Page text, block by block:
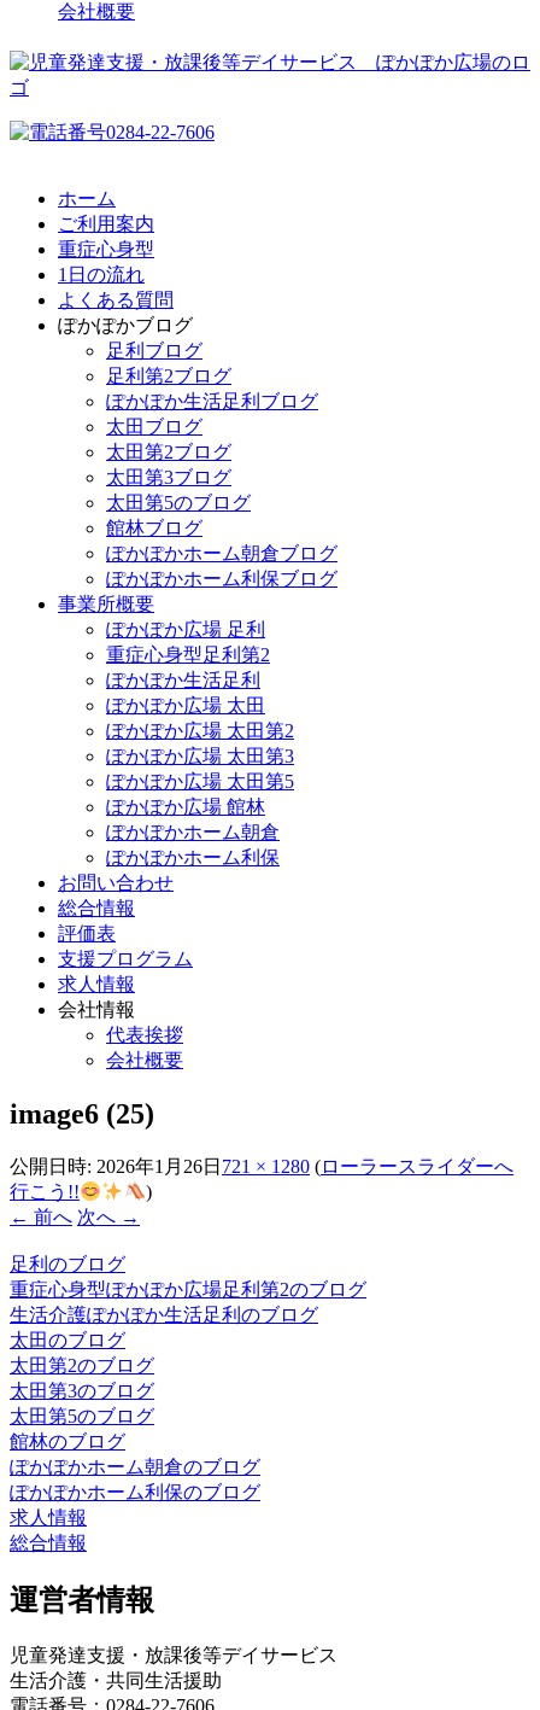
会社概要
ホーム
ご利用案内
重症心身型
1日の流れ
よくある質問
ぽかぽかブログ
足利ブログ
足利第2ブログ
ぽかぽか生活足利ブログ
太田ブログ
太田第2ブログ
太田第3ブログ
太田第5のブログ
館林ブログ
ぽかぽかホーム朝倉ブログ
ぽかぽかホーム利保ブログ
事業所概要
ぽかぽか広場 足利
重症心身型足利第2
ぽかぽか生活足利
ぽかぽか広場 太田
ぽかぽか広場 太田第2
ぽかぽか広場 太田第3
ぽかぽか広場 太田第5
ぽかぽか広場 館林
ぽかぽかホーム朝倉
ぽかぽかホーム利保
お問い合わせ
総合情報
評価表
支援プログラム
求人情報
会社情報
代表挨拶
会社概要
image6 (25)
公開日時: 2026年1月26日 721 × 1280 (ローラースライダーへ
行こう!!
)
← 前へ 次へ →
足利のブログ
重症心身型ぽかぽか広場足利第2のブログ
生活介護ぽかぽか生活足利のブログ
太田のブログ
太田第2のブログ
太田第3のブログ
太田第5のブログ
館林のブログ
ぽかぽかホーム朝倉のブログ
ぽかぽかホーム利保のブログ
求人情報
総合情報
運営者情報
児童発達支援・放課後等デイサービス
生活介護・共同生活援助
電話番号：0284-22-7606